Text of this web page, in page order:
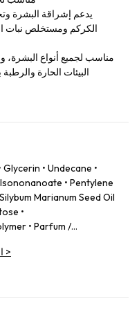
يدعم إشراقة البشرة
الكركم ومستخلص نبات
مناسب لجميع أنواع
البيئات الحارة
Glycerin • Undecane •
• Pentylene
Marianum Seed Oil
•
• Parfum /
Acetate • Escin •
>